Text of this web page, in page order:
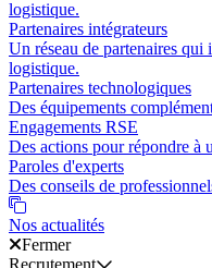
logistique.
Partenaires intégrateurs
Un réseau de partenaires qui
logistique.
Partenaires technologiques
Des équipements
Engagements RSE
Des actions pour répondre à
Paroles d'experts
Des conseils de
Nos actualités
Fermer